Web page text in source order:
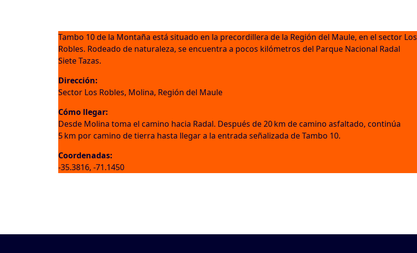
Tambo 10 de la Montaña está situado en la precordillera de la Región del Maule, en el sector Los
Robles. Rodeado de naturaleza, se encuentra a pocos kilómetros del Parque Nacional Radal
Siete Tazas.
Dirección:
Sector Los Robles, Molina, Región del Maule
Cómo llegar:
Desde Molina toma el camino hacia Radal. Después de 20 km de camino asfaltado, continúa
5 km por camino de tierra hasta llegar a la entrada señalizada de Tambo 10.
Coordenadas:
-35.3816, -71.1450